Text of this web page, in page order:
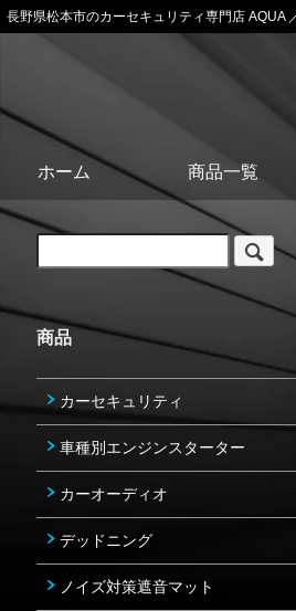
長野県松本市のカーセキュリティ専門店 AQUA
ホーム 商品一覧
商品
カーセキュリティ
車種別エンジンスターター
カーオーディオ
デッドニング
ノイズ対策遮音マット